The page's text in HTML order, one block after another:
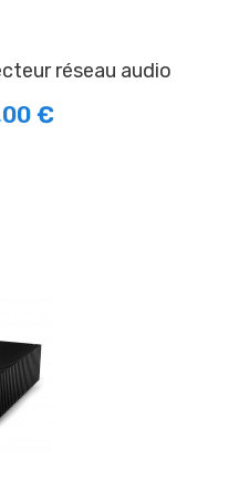
réseau audio
€